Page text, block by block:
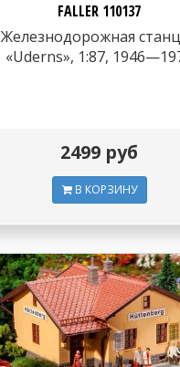
FALLER 110137
Железнодорожная
«Uderns», 1:87,
2499 руб
В КОРЗИНУ